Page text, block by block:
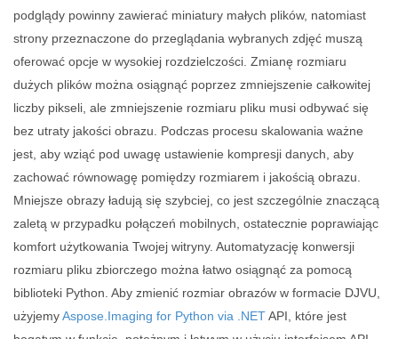
podglądy powinny zawierać miniatury małych plików, natomiast
strony przeznaczone do przeglądania wybranych zdjęć muszą
oferować opcje w wysokiej rozdzielczości. Zmianę rozmiaru
dużych plików można osiągnąć poprzez zmniejszenie całkowitej
liczby pikseli, ale zmniejszenie rozmiaru pliku musi odbywać się
bez utraty jakości obrazu. Podczas procesu skalowania ważne
jest, aby wziąć pod uwagę ustawienie kompresji danych, aby
zachować równowagę pomiędzy rozmiarem i jakością obrazu.
Mniejsze obrazy ładują się szybciej, co jest szczególnie znaczącą
zaletą w przypadku połączeń mobilnych, ostatecznie poprawiając
komfort użytkowania Twojej witryny. Automatyzację konwersji
rozmiaru pliku zbiorczego można łatwo osiągnąć za pomocą
biblioteki Python. Aby zmienić rozmiar obrazów w formacie DJVU,
użyjemyAspose.Imaging for Python via .NETAPI, które jest